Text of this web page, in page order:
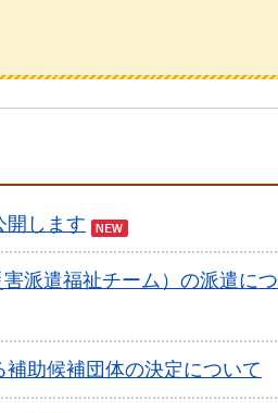
開します
派遣福祉チーム）の派遣に
助候補団体の決定について